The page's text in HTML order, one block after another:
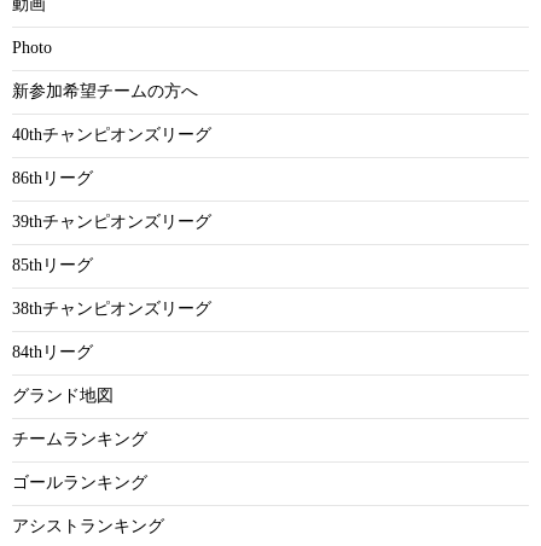
動画
Photo
新参加希望チームの方へ
40thチャンピオンズリーグ
86thリーグ
39thチャンピオンズリーグ
85thリーグ
38thチャンピオンズリーグ
84thリーグ
グランド地図
チームランキング
ゴールランキング
アシストランキング